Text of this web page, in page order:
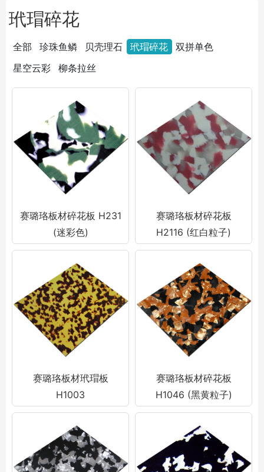
玳瑁碎花
全部 珍珠鱼鳞 贝壳理石 玳瑁碎花
双拼单色
星空云彩
柳条拉丝
赛璐珞板材碎花板 H231
(迷彩色)
赛璐珞板材碎花板
H2116 (红白粒子)
赛璐珞板材玳瑁板
H1003
赛璐珞板材碎花板
H1046 (黑黄粒子)